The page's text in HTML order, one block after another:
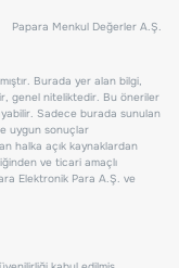
Papara Menkul Değerler A.Ş.
Burada yer alan bilgi,
genel niteliktedir. Bu öneriler
Sadece burada sunulan
uygun sonuçlar
halka açık kaynaklardan
ve ticari amaçlı
Elektronik Para A.Ş. ve